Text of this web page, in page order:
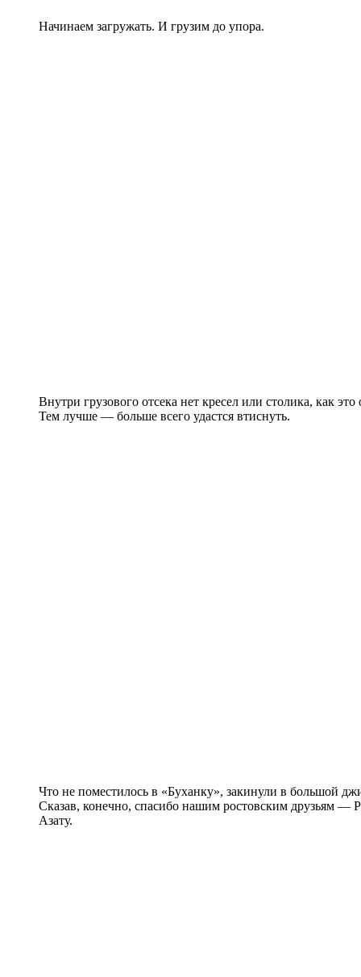
Начинаем загружать. И грузим до упора.
Внутри грузового отсека нет кресел или столика, как
Тем лучше — больше всего удастся втиснуть.
Что не поместилось в «Буханку», закинули в большой
Сказав, конечно, спасибо нашим ростовским друзьям —
Азату.